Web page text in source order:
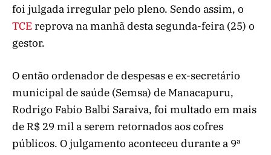
foi julgada irregular pelo pleno. Sendo assim, o
TCEreprova na manhã desta segunda-feira (25) o
gestor.
O então ordenador de despesas e ex-secretário
municipal de saúde (Semsa) de Manacapuru,
Rodrigo Fabio Balbi Saraiva, foi multado em mais
de R$ 29 mil a serem retornados aos cofres
públicos. O julgamento aconteceu durante a 9ª